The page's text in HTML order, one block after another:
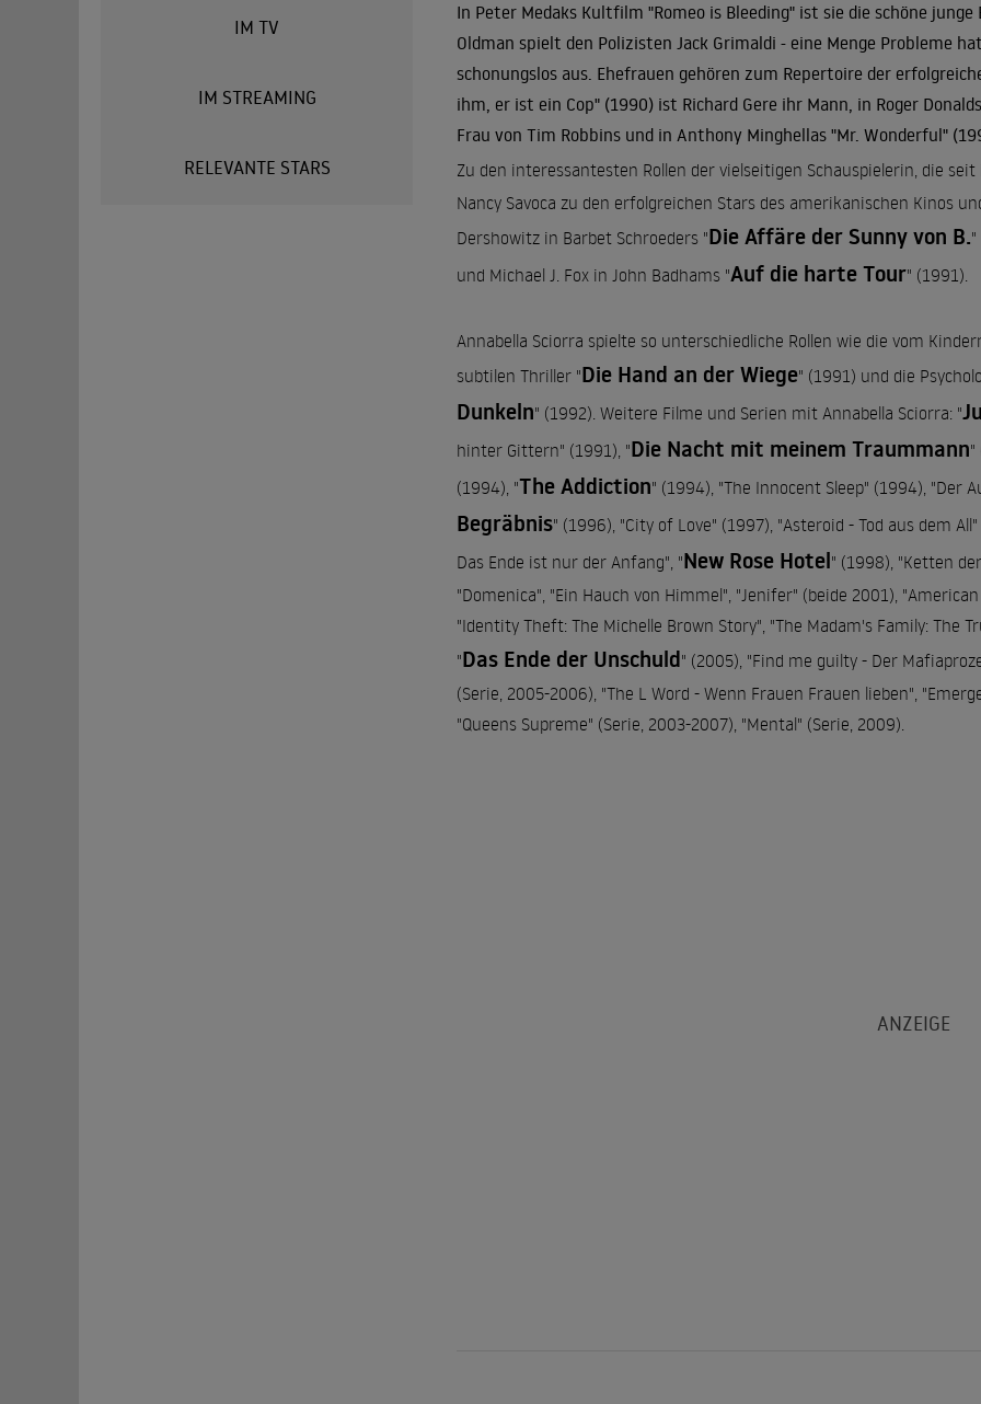
IM TV
IM STREAMING
RELEVANTE STARS
In Peter Medaks Kultfilm "Romeo is Bleeding" ist sie die schöne
Oldman spielt den Polizisten Jack Grimaldi - eine Menge Probleme
schonungslos aus. Ehefrauen gehören zum Repertoire der
ihm, er ist ein Cop" (1990) ist Richard Gere ihr Mann, in Roger
Frau von Tim Robbins und in Anthony Minghellas "Mr. Wonderful"
Zu den interessantesten Rollen der vielseitigen Schauspielerin, die
Nancy Savoca zu den erfolgreichen Stars des amerikanischen Kinos
Dershowitz in Barbet Schroeders "Die Affäre der Sunny von B.
und Michael J. Fox in John Badhams "Auf die harte Tour" (1991).
Annabella Sciorra spielte so unterschiedliche Rollen wie die vom
subtilen Thriller "Die Hand an der Wiege" (1991) und die
Dunkeln" (1992). Weitere Filme und Serien mit Annabella Sciorra: "
hinter Gittern" (1991), "Die Nacht mit meinem Traummann"
(1994), "The Addiction" (1994), "The Innocent Sleep" (1994), "Der
Begräbnis" (1996), "City of Love" (1997), "Asteroid - Tod aus dem
Das Ende ist nur der Anfang", "New Rose Hotel" (1998), "Ketten
"Domenica", "Ein Hauch von Himmel", "Jenifer" (beide 2001),
"Identity Theft: The Michelle Brown Story", "The Madam's Family: The
"Das Ende der Unschuld" (2005), "Find me guilty - Der
(Serie, 2005-2006), "The L Word - Wenn Frauen Frauen lieben",
"Queens Supreme" (Serie, 2003-2007), "Mental" (Serie, 2009).